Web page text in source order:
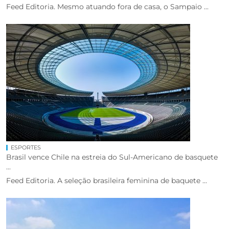
Feed Editoria. Mesmo atuando fora de casa, o Sampaio ...
ESPORTES
Brasil vence Chile na estreia do Sul-Americano de basquete
...
Feed Editoria. A seleção brasileira feminina de baquete ...